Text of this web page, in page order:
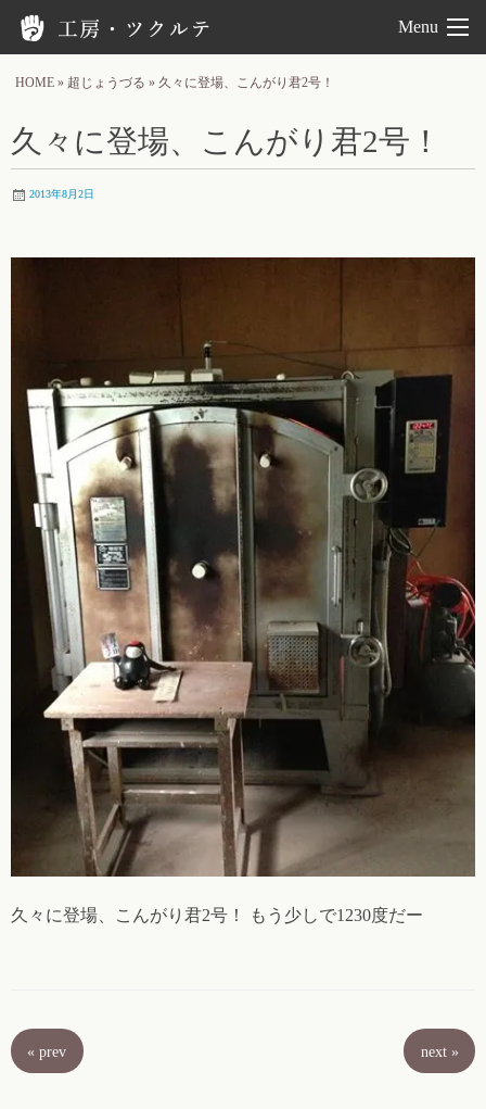
Menu
HOME » 超じょうづる » 久々に登場、こんがり君2号！
久々に登場、こんがり君2号！
2013年8月2日
久々に登場、こんがり君2号！ もう少しで1230度だー
« prev next »